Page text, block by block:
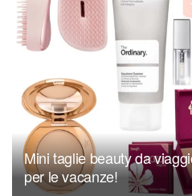
Mini taglie beauty da
per le vacanze!